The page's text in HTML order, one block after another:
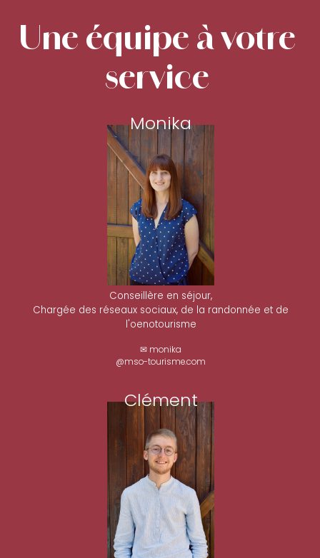
Une équipe à votre
service
Monika
Conseillère en séjour,
Chargée des réseaux sociaux, de la randonnée et de
l'oenotourisme
✉ monika
@mso-tourisme.com
Clément